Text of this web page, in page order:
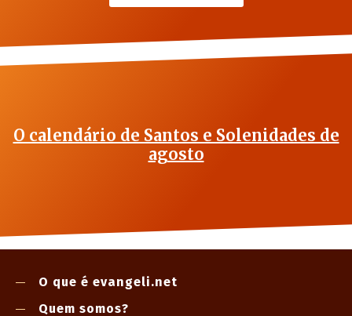
O calendário de Santos e Solenidades de
agosto
O que é evangeli.net
Quem somos?